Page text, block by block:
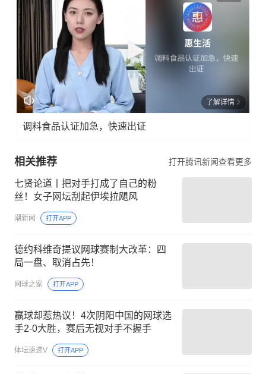
了解详情
调料食品认证加急，快速出证
相关推荐 打开腾讯新闻查看更多
七贤论道丨把对手打成了自己的粉
丝！女子网坛刮起伊埃拉飓风
潮新闻 打开APP
德约科维奇提议网球赛制大改革：四
局一盘、取消占先！
网球之家 打开APP
赢球却惹热议！4次阴阳中国的网球选
手2‑0大胜，赛后无视对手不握手
体坛速递V 打开APP